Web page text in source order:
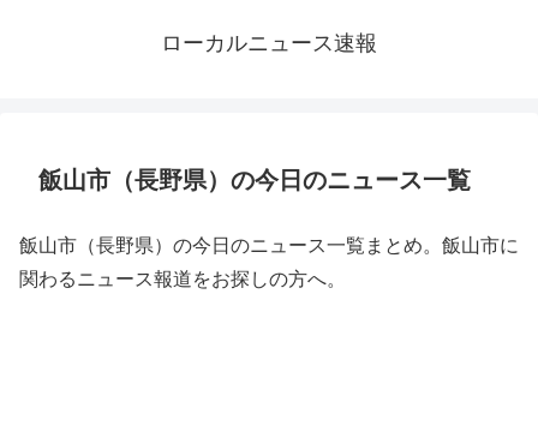
ローカルニュース速報
飯山市（長野県）の今日のニュース一覧
飯山市（長野県）の今日のニュース一覧まとめ。飯山市に
関わるニュース報道をお探しの方へ。